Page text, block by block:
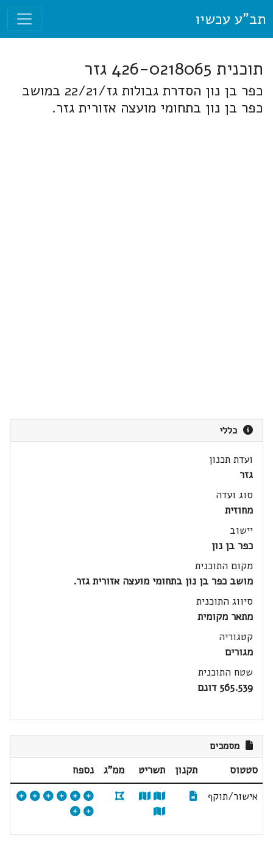
תב"ע עכשיו
תוכנית 426-0218065 גזר
כפר בן נון הסדרת גבולות גז/22/21 במושב
כפר בן נון בתחומי מועצה אזורית גזר.
כללי
ועדת תכנון
גזר
סוג ועדה
מחוזית
יישוב
כפר בן נון
מקום התוכנית
מושב כפר בן נון בתחומי מועצה אזורית גזר.
סיווג התוכנית
מתאר מקומית
קטגוריה
מגורים
שטח התוכנית
565.539 דונם
מסמכים
סטטוס תקנון תשריט ממ"ג
נספח
אישור/תוקף